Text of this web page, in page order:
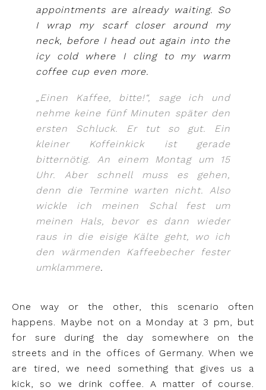
appointments are already waiting. So
I wrap my scarf closer around my
neck, before I head out again into the
icy cold where I cling to my warm
coffee cup even more.
„Einen Kaffee, bitte!“, sage ich und
nehme keine fünf Minuten später den
ersten Schluck. Er tut so gut. Ein
kleiner Koffeinkick ist gerade
bitternötig. An einem Montag um 15
Uhr. Aber schnell muss es gehen,
denn die Termine warten nicht. Also
wickle ich meinen Schal fest um
meinen Hals, bevor es dann wieder
raus in die eisige Kälte geht, wo ich
den wärmenden Kaffeebecher fester
umklammere.
One way or the other, this scenario often
happens. Maybe not on a Monday at 3 pm, but
for sure during the day somewhere on the
streets and in the offices of Germany. When we
are tired, we need something that gives us a
kick, so we drink coffee. A matter of course.